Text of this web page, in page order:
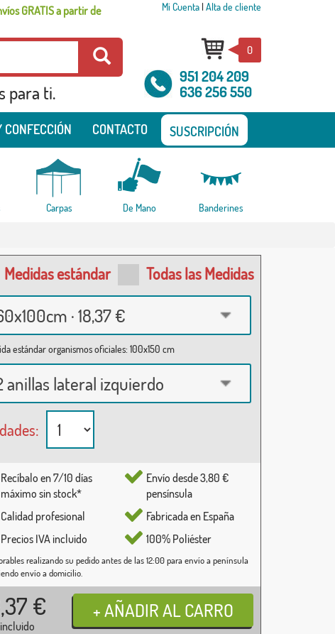
GRATIS a partir de
Mi Cuenta| Alta de cliente
para ti.
0
951 204 209
636 256 550
CONFECCIÓN CONTACTO SUSCRIPCIÓN
Carpas De Mano Banderines
Medidas estándar Todas las Medidas
· 18,37 €
estándar organismos oficiales: 100x150 cm
anillas lateral izquierdo
Recíbalo en 7/10 días
máximo sin stock*
Calidad profesional
Precios IVA incluido
Envío desde 3,80 €
pensínsula
Fabricada en España
100% Poliéster
realizando su pedido antes de las 12:00 para envío a península
envío a domicilio.
€